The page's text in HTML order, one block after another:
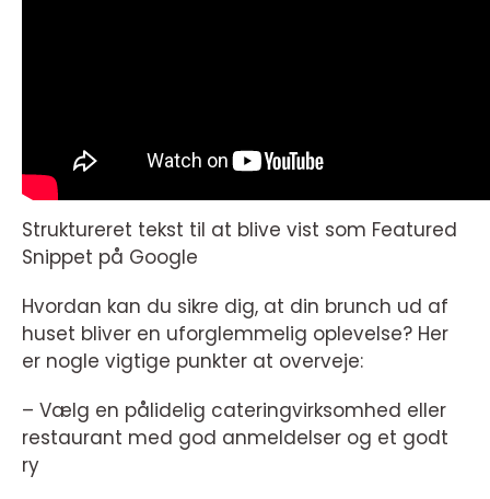
Struktureret tekst til at blive vist som Featured
Snippet på Google
Hvordan kan du sikre dig, at din brunch ud af
huset bliver en uforglemmelig oplevelse? Her
er nogle vigtige punkter at overveje:
– Vælg en pålidelig cateringvirksomhed eller
restaurant med god anmeldelser og et godt
ry